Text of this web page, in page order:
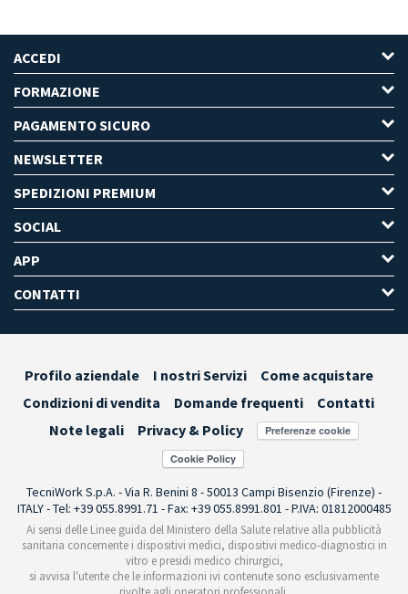
ACCEDI
FORMAZIONE
PAGAMENTO SICURO
NEWSLETTER
SPEDIZIONI PREMIUM
SOCIAL
APP
CONTATTI
Profilo aziendale I nostri Servizi
Come acquistare
Condizioni di vendita
Domande frequenti
Contatti
Note legali
Privacy & Policy Preferenze cookie
TecniWork S.p.A. - Via R. Benini 8 - 50013 Campi Bisenzio (Firenze) -
ITALY - Tel: +39 055.8991.71 - Fax: +39 055.8991.801 - P.IVA: 01812000485
Ai sensi delle Linee guida del Ministero della Salute relative alla pubblicità
sanitaria concernente i dispositivi medici, dispositivi medico-diagnostici in
vitro e presidi medico chirurgici,
si avvisa l'utente che le informazioni ivi contenute sono esclusivamente